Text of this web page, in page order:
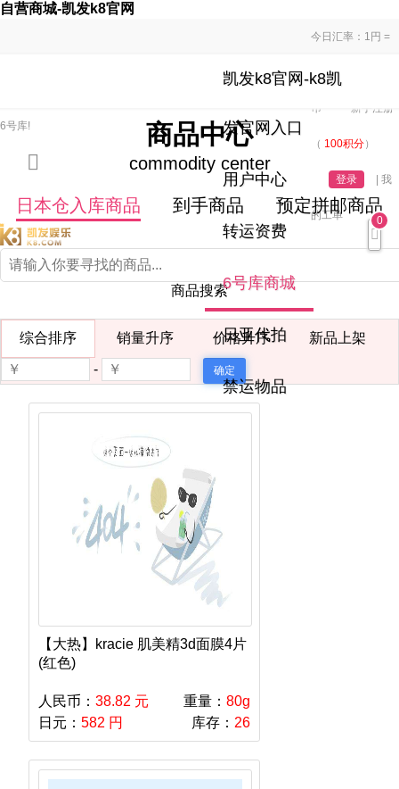
自营商城-凯发k8官网
6号库!
sel空运关税补贴线，100%清关0退运，价格低至68元/kg~，关
今日汇率：1円 =
0.06670人民
币 新手注册
（ 100积分）
登录 我
的工单
凯发k8官网-k8凯
发官网入口
用户中心
转运资费
6号库商城
日亚代拍
禁运物品
0
商品中心
commodity center
日本仓入库商品 到手商品 预定拼邮商品
商品搜索
综合排序 销量升序 价格升序 新品上架
-
【大热】kracie 肌美精3d面膜4片
(红色)
人民币： 38.82 元 重量： 80g
日元： 582 円 库存： 26